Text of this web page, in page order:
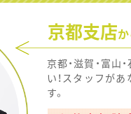
京都支店
京都・滋賀・富山
い！スタッフが
す。